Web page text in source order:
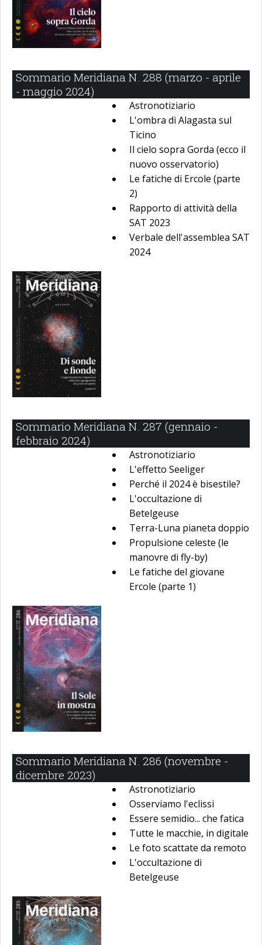
Sommario Meridiana N. 288 (marzo - aprile
- maggio 2024)
Astronotiziario
L'ombra di Alagasta sul
Ticino
Il cielo sopra Gorda (ecco il
nuovo osservatorio)
Le fatiche di Ercole (parte
2)
Rapporto di attività della
SAT 2023
Verbale dell'assemblea SAT
2024
Sommario Meridiana N. 287 (gennaio -
febbraio 2024)
Astronotiziario
L'effetto Seeliger
Perché il 2024 è bisestile?
L'occultazione di
Betelgeuse
Terra-Luna pianeta doppio
Propulsione celeste (le
manovre di fly-by)
Le fatiche del giovane
Ercole (parte 1)
Sommario Meridiana N. 286 (novembre -
dicembre 2023)
Astronotiziario
Osserviamo l'eclissi
Essere semidio... che fatica
Tutte le macchie, in digitale
Le foto scattate da remoto
L'occultazione di
Betelgeuse